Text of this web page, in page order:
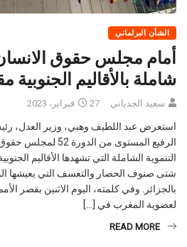
أمام مجلس حقوق
شاملة بالأقاليم الجنوبية
سعيد الجدياني 27 فبراير، 2023
استعرض عبد اللطيف وهبي، وزير العدل،
الرفيع المستوى من
التنموية الشاملة التي تشهدها الأقاليم
شتى صنوف الحصار والتعسف التي يعيشها
بالجزائر. وفي كلمته، اليوم الاثنين بقصر
لعضوية المغرب في […]
READ MORE